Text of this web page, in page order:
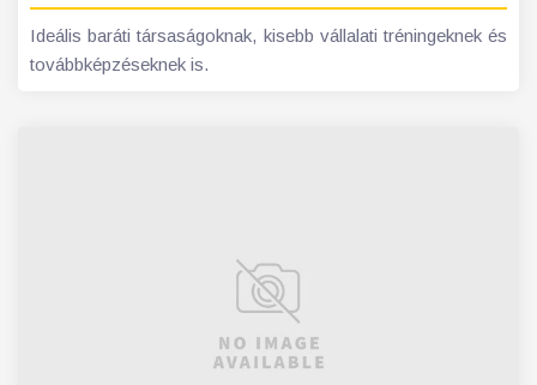
Ideális baráti társaságoknak, kisebb vállalati tréningeknek és
továbbképzéseknek is.